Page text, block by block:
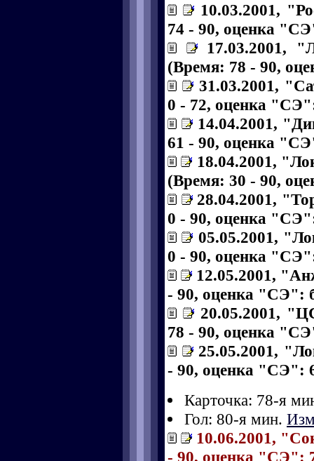
10.03.2001,
74 - 90, оценка
17.03.2001,
(Время: 78 - 90,
31.03.2001,
0 - 72, оценка
14.04.2001,
61 - 90, оценка
18.04.2001,
(Время: 30 - 90,
28.04.2001,
0 - 90, оценка
05.05.2001,
0 - 90, оценка
12.05.2001,
- 90, оценка "СЭ":
20.05.2001,
78 - 90, оценка
25.05.2001,
- 90, оценка "СЭ":
Карточка: 78-я
Гол: 80-я мин.
10.06.2001,
- 90, оценка "СЭ":